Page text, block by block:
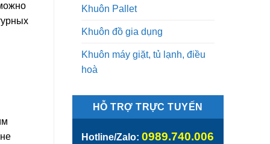
Khuôn Pallet
Khuôn đồ gia dụng
Khuôn máy giặt, tủ lạnh, điều
hoà
HỖ TRỢ TRỰC TUYẾN
Hotline/Zalo: 0989.740.006